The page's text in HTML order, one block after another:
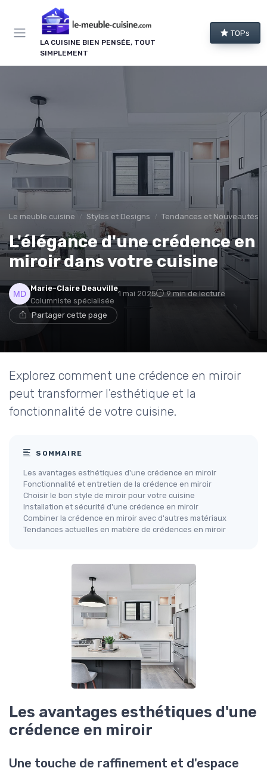
LA CUISINE BIEN PENSÉE, TOUT
SIMPLEMENT
TOPs
Le meuble cuisine Styles et Designs Tendances et Nouveautés
L'élégance d'une crédence en
miroir dans votre cuisine
Marie-Claire Deauville
Columniste spécialisée
1 mai 2025 9 min de lecture
Partager cette page
Explorez comment une crédence en miroir
peut transformer l'esthétique et la
fonctionnalité de votre cuisine.
SOMMAIRE
Les avantages esthétiques d'une crédence en miroir
Fonctionnalité et entretien de la crédence en miroir
Choisir le bon style de miroir pour votre cuisine
Installation et sécurité d'une crédence en miroir
Combiner la crédence en miroir avec d'autres matériaux
Tendances actuelles en matière de crédences en miroir
Les avantages esthétiques d'une
crédence en miroir
Une touche de raffinement et d'espace
Panneau de gestion des cookies